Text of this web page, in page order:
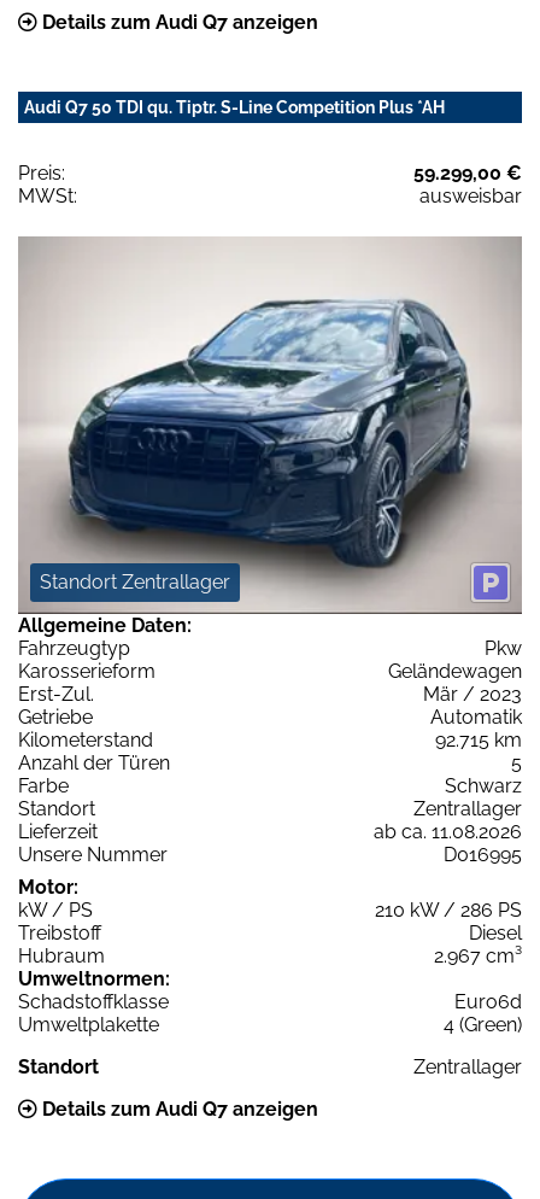
Details zum Audi Q7 anzeigen
Audi Q7 50 TDI qu. Tiptr. S-Line Competition Plus *AH
Preis:
59.299,00 €
MWSt:
ausweisbar
Standort Zentrallager
Allgemeine Daten:
Fahrzeugtyp
Pkw
Karosserieform
Geländewagen
Erst-Zul.
Mär / 2023
Getriebe
Automatik
Kilometerstand
92.715 km
Anzahl der Türen
5
Farbe
Schwarz
Standort
Zentrallager
Lieferzeit
ab ca. 11.08.2026
Unsere Nummer
D016995
Motor:
kW / PS
210 kW / 286 PS
Treibstoff
Diesel
Hubraum
2.967 cm³
Umweltnormen:
Schadstoffklasse
Euro6d
Umweltplakette
4 (Green)
Standort
Zentrallager
Details zum Audi Q7 anzeigen